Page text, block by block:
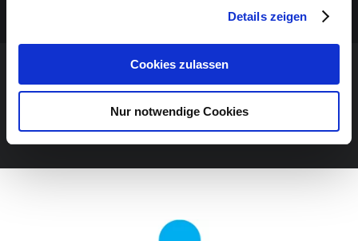
Details zeigen
Cookies zulassen
Nur notwendige Cookies
VERANSTALTUNG VERPASST?
JETZT UNSEREN NEWSLETTER ABONNIEREN